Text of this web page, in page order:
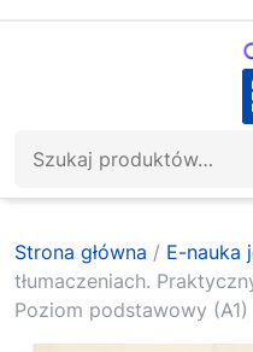
Strona główna / E-nauka
tłumaczeniach.
Poziom podstawowy (A1)